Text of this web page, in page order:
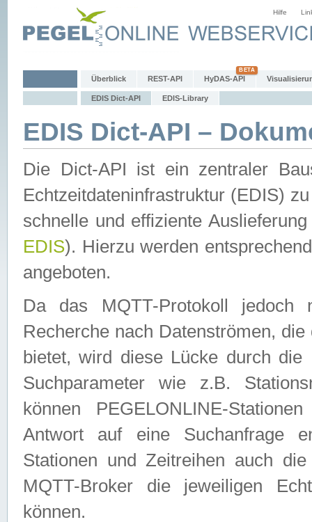
Hilfe
Überblick REST-API HyDAS-API
EDIS Dict-API EDIS-Library
EDIS Dict-API –
Die Dict-API ist ein zentraler
Echtzeitdateninfrastruktur (EDIS)
schnelle und effiziente
EDIS). Hierzu werden
angeboten.
Da das MQTT-Protokoll jedoch
Recherche nach Datenströmen,
bietet, wird diese Lücke durch die
Suchparameter wie z.B.
können PEGELONLINE-
Antwort auf eine Suchanfrage
Stationen und Zeitreihen auch
MQTT-Broker die jeweiligen
können.